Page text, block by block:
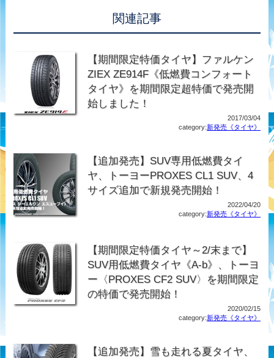
関連記事
【期間限定特価タイヤ】ファルケン
ZIEX ZE914F《低燃費コンフォート
タイヤ》を期間限定超特価で発売開
始しました！
2017/03/04
category:新発売《タイヤ》
【追加発売】SUV専用低燃費タイ
ヤ、トーヨーPROXES CL1 SUV、4
サイズ追加で新規発売開始！
2022/04/20
category:新発売《タイヤ》
【期間限定特価タイヤ～2/末まで】
SUV用低燃費タイヤ《A-b》、トーヨ
ー〈PROXES CF2 SUV〉を期間限定
の特価で発売開始！
2020/02/15
category:新発売《タイヤ》
【追加発売】雪も走れる夏タイヤ、